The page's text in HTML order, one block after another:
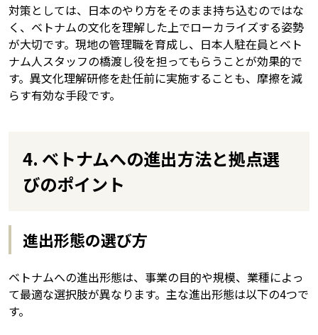
対策としては、日本のやり方をそのまま持ち込むのではな
く、ベトナムの文化を理解した上でローカライズする姿勢
が大切です。現地の管理職を育成し、日本人駐在員とベト
ナム人スタッフの橋渡し役を担ってもらうことが効果的で
す。異文化理解研修を赴任前に実施することも、摩擦を減
らす有効な手段です。
4. ベトナムへの進出方法と拠点選
びのポイント
進出形態の選び方
ベトナムへの進出形態は、事業の目的や規模、業種によっ
て最適な選択肢が異なります。主な進出形態は以下の4つで
す。